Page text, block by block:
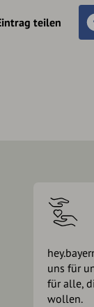
teilen
uns für
für alle,
wollen.